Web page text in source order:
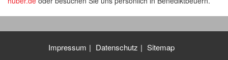
Impressum Datenschutz Sitemap